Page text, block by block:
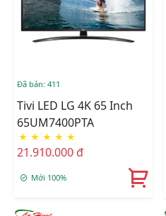
Đã bán: 411
Tivi LED LG 4K 65 Inch
65UM7400PTA
★ ★ ★ ★ ★
21.910.000 đ
Mới 100%